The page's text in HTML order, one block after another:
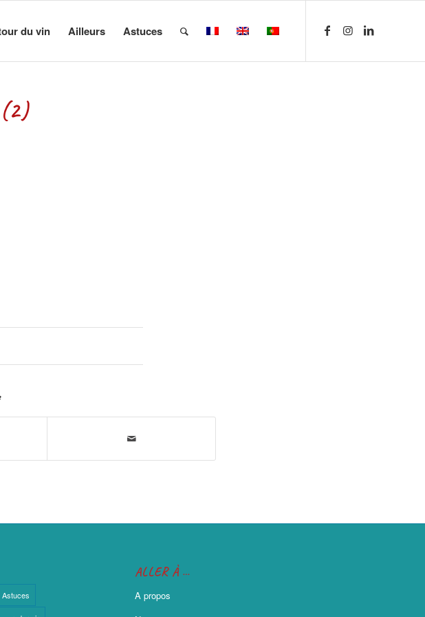
du vin Ailleurs Astuces
Astuces
ALLER À …
A propos